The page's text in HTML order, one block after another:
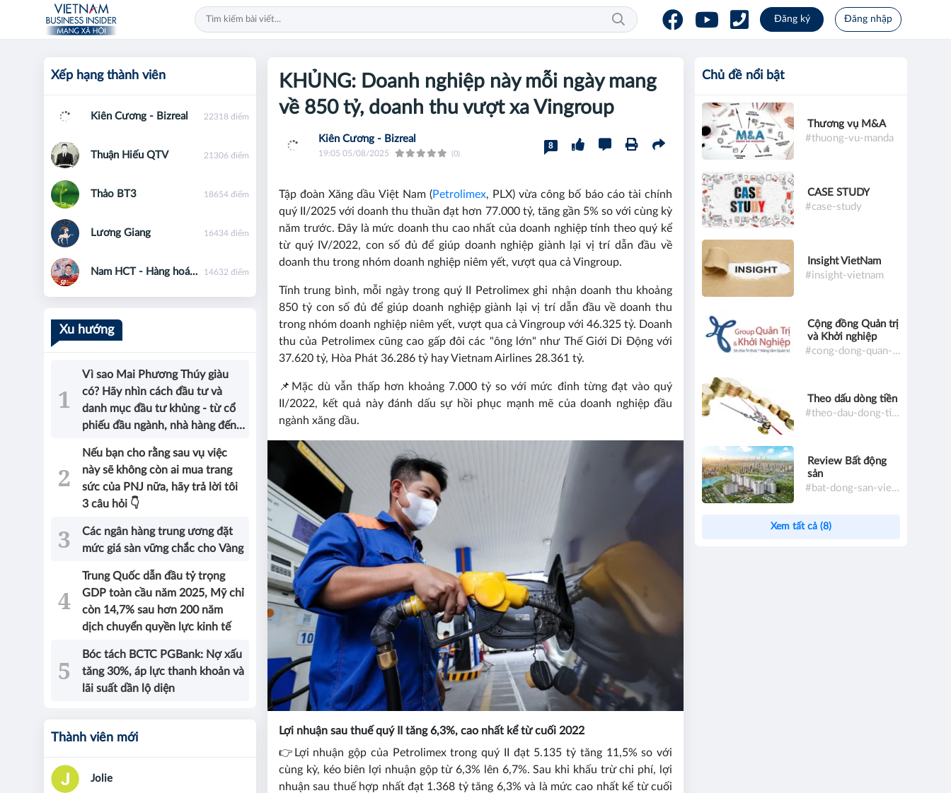
Đăng ký Đăng nhập
KHỦNG: Doanh nghiệp này mỗi ngày mang
về 850 tỷ, doanh thu vượt xa Vingroup
Kiên Cương - Bizreal
19:05 05/08/2025 (0)
8
Tập đoàn Xăng dầu Việt Nam (Petrolimex, PLX) vừa công bố báo cáo tài chính
quý II/2025 với doanh thu thuần đạt hơn 77.000 tỷ, tăng gần 5% so với cùng kỳ
năm trước. Đây là mức doanh thu cao nhất của doanh nghiệp tính theo quý kể
từ quý IV/2022, con số đủ để giúp doanh nghiệp giành lại vị trí dẫn đầu về
doanh thu trong nhóm doanh nghiệp niêm yết, vượt qua cả Vingroup.
Tính trung bình, mỗi ngày trong quý II Petrolimex ghi nhận doanh thu khoảng
850 tỷ con số đủ để giúp doanh nghiệp giành lại vị trí dẫn đầu về doanh thu
trong nhóm doanh nghiệp niêm yết, vượt qua cả Vingroup với 46.325 tỷ. Doanh
thu của Petrolimex cũng cao gấp đôi các "ông lớn" như Thế Giới Di Động với
37.620 tỷ, Hòa Phát 36.286 tỷ hay Vietnam Airlines 28.361 tỷ.
📌 Mặc dù vẫn thấp hơn khoảng 7.000 tỷ so với mức đỉnh từng đạt vào quý
II/2022, kết quả này đánh dấu sự hồi phục mạnh mẽ của doanh nghiệp đầu
ngành xăng dầu.
Lợi nhuận sau thuế quý II tăng 6,3%, cao nhất kể từ cuối 2022
👉 Lợi nhuận gộp của Petrolimex trong quý II đạt 5.135 tỷ tăng 11,5% so với
cùng kỳ, kéo biên lợi nhuận gộp từ 6,3% lên 6,7%. Sau khi khấu trừ chi phí, lợi
nhuận sau thuế hợp nhất đạt 1.368 tỷ tăng 6,3% và là mức cao nhất kể từ cuối
Xếp hạng thành viên
Kiên Cương - Bizreal 22318 điểm
Thuận Hiếu QTV 21306 điểm
Thảo BT3 18654 điểm
Lương Giang 16434 điểm
Nam HCT - Hàng hoá phái sinh - 0867091553 14632 điểm
Xu hướng
Vì sao Mai Phương Thúy giàu
có? Hãy nhìn cách đầu tư và
danh mục đầu tư khủng - từ cổ
phiếu đầu ngành, nhà hàng đến
được câu trả lời!
Nếu bạn cho rằng sau vụ việc
này sẽ không còn ai mua trang
sức của PNJ nữa, hãy trả lời tôi
3 câu hỏi 👇
Các ngân hàng trung ương đặt
mức giá sàn vững chắc cho Vàng
Trung Quốc dẫn đầu tỷ trọng
GDP toàn cầu năm 2025, Mỹ chỉ
còn 14,7% sau hơn 200 năm
dịch chuyển quyền lực kinh tế
Bóc tách BCTC PGBank: Nợ xấu
tăng 30%, áp lực thanh khoản và
lãi suất dần lộ diện
Thành viên mới
Jolie
Chủ đề nổi bật
Thương vụ M&A
#thuong-vu-manda
CASE STUDY
#case-study
Insight VietNam
#insight-vietnam
Cộng đồng Quản trị
và Khởi nghiệp
#cong-dong-quan-tri-va-khoi-nghiep
Theo dấu dòng tiền
#theo-dau-dong-tien
Review Bất động
sản
#bat-dong-san-viet-nam
Xem tất cả (8)